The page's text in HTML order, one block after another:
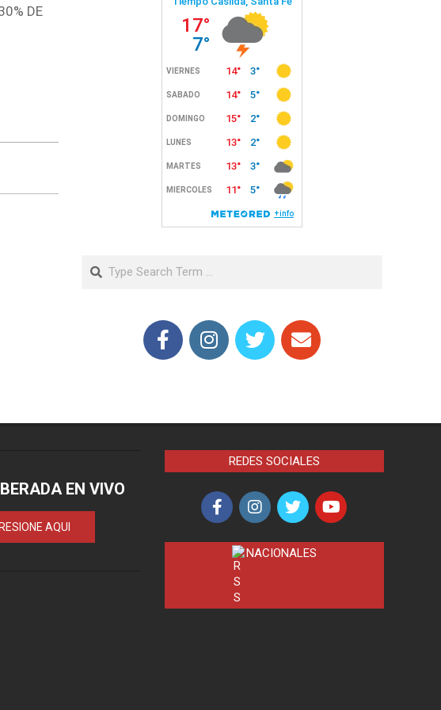
DE
Search
EN VIVO
AQUI
REDES SOCIALES
NACIONALES